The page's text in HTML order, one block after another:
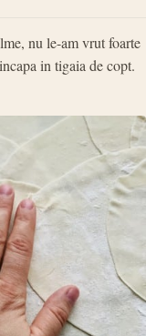
nu le-am vrut foarte
in tigaia de copt.